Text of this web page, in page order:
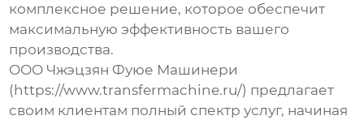
комплексное решение, которое обеспечит
максимальную эффективность вашего
производства.
ООО Чжэцзян Фуюе Машинери
(https://www.transfermachine.ru/) предлагает
своим клиентам полный спектр услуг, начиная